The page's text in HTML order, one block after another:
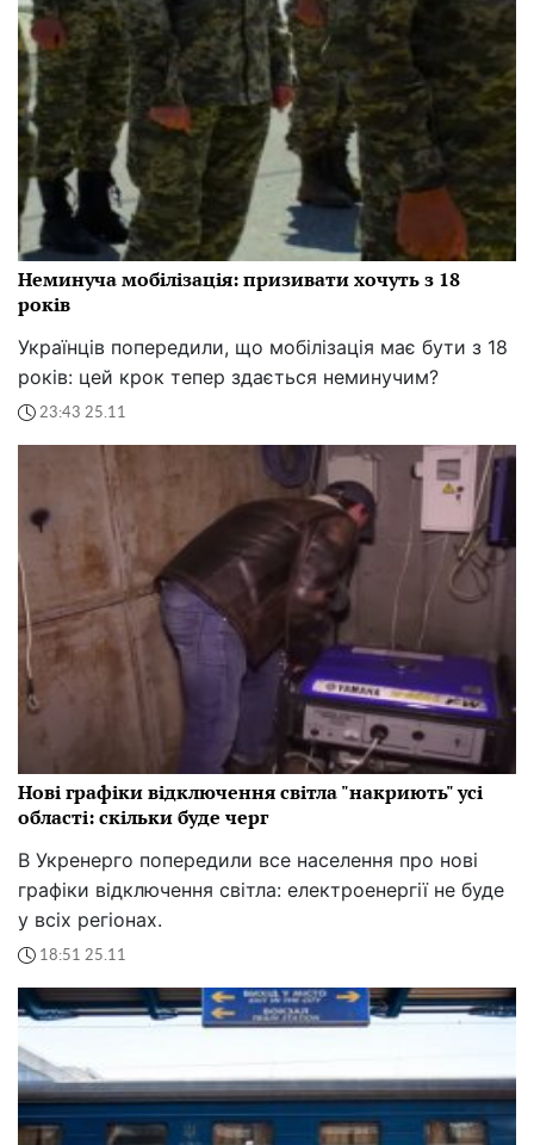
Неминуча мобілізація: призивати хочуть з 18
років
Українців попередили, що мобілізація має бути з 18
років: цей крок тепер здається неминучим?
23:43 25.11
Нові графіки відключення світла "накриють" усі
області: скільки буде черг
В Укренерго попередили все населення про нові
графіки відключення світла: електроенергії не буде
у всіх регіонах.
18:51 25.11